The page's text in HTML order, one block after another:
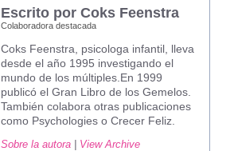
Escrito por Coks Feenstra
Colaboradora destacada
Coks Feenstra, psicologa infantil, lleva
desde el año 1995 investigando el
mundo de los múltiples.En 1999
publicó el Gran Libro de los Gemelos.
También colabora otras publicaciones
como Psychologies o Crecer Feliz.
Sobre la autora | View Archive